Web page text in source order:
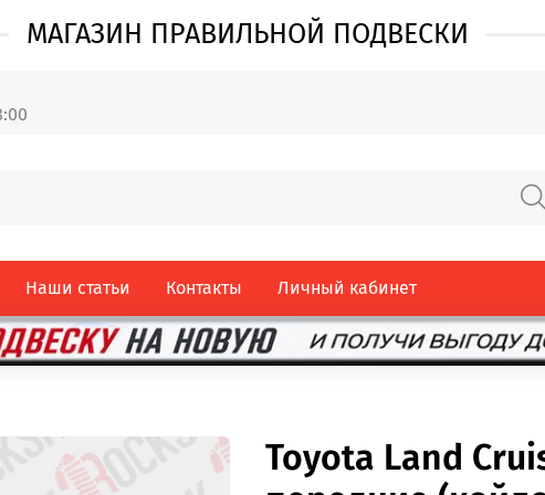
МАГАЗИН ПРАВИЛЬНОЙ ПОДВЕСКИ
Наши статьи Контакты Личный кабинет
Toyota Land